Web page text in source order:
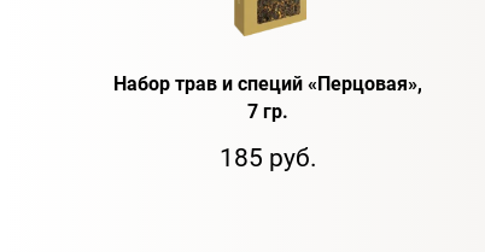
Набор трав и специй «Перцовая»,
7 гр.
185 руб.